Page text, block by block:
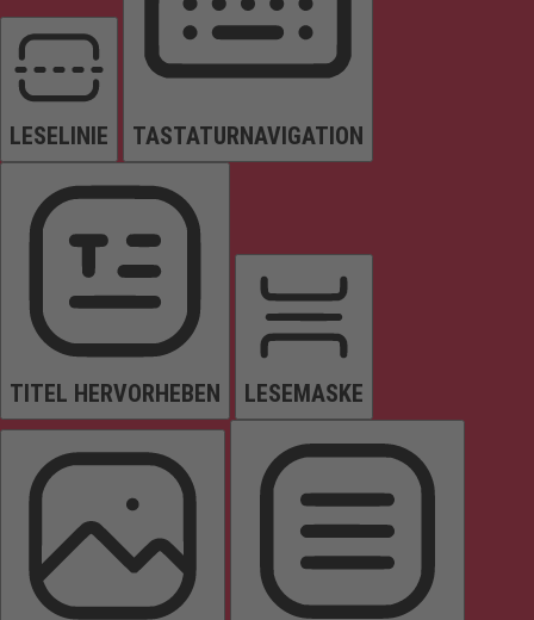
LESELINIE TASTATURNAVIGATION
TITEL HERVORHEBEN LESEMASKE